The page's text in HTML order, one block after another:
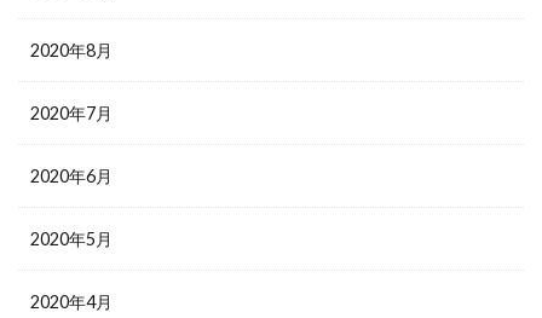
2020年8月
2020年7月
2020年6月
2020年5月
2020年4月